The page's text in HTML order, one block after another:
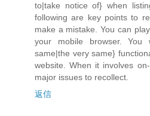
to|take notice of} when
following are key points to
make a mistake. You can
your mobile browser.
same|the very same}
website. When it involves
major issues to recollect.
返信